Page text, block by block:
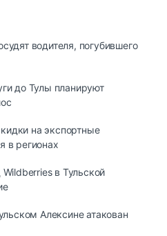
водителя, погубившего
до Тулы планируют
на экспортные
в регионах
в Тульской
Алексине атакован